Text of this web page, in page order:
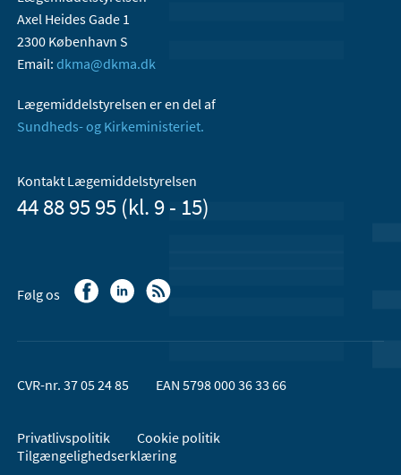
Axel Heides Gade 1
2300 København S
Email: dkma@dkma.dk
Lægemiddelstyrelsen er en del af
Sundheds- og Kirkeministeriet.
Kontakt Lægemiddelstyrelsen
44 88 95 95 (kl. 9 - 15)
Følg os
CVR-nr. 37 05 24 85 EAN 5798 000 36 33 66
Privatlivspolitik
Cookie politik
Tilgængelighedserklæring